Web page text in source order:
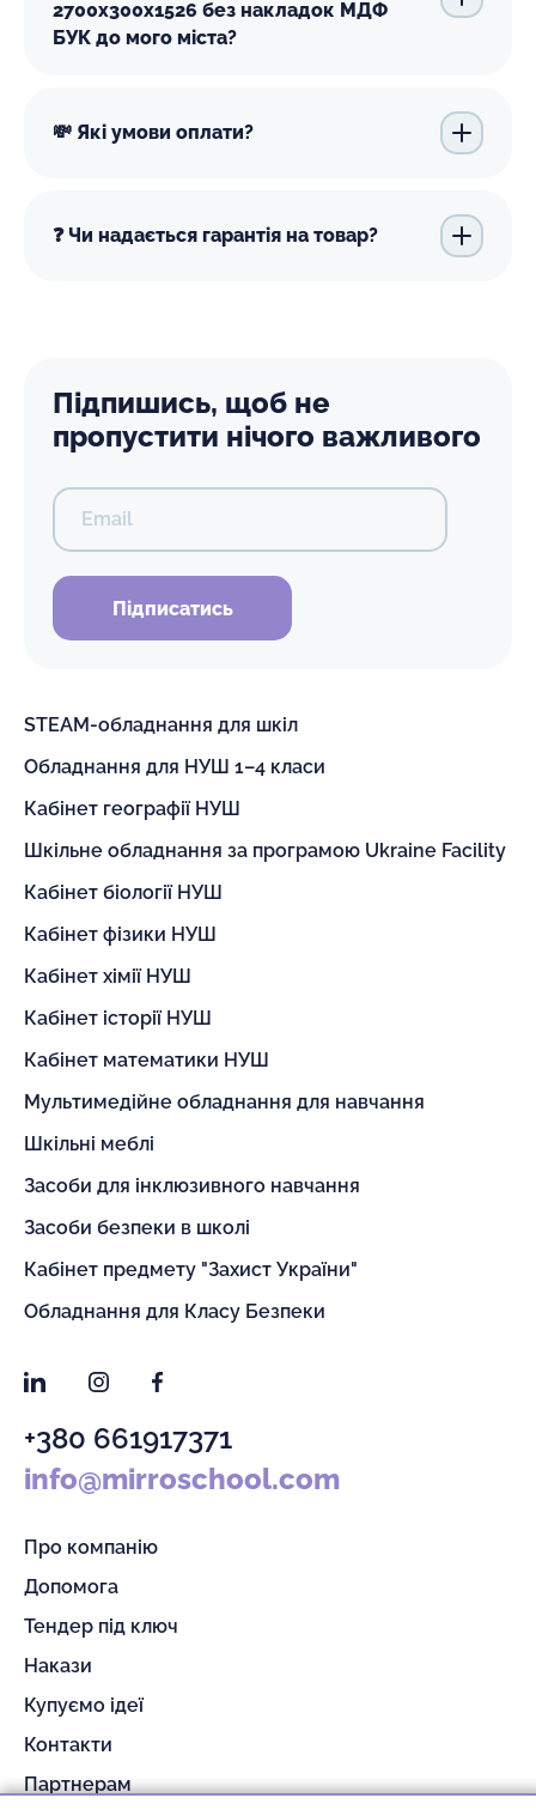
2700х300х1526 без накладок МДФ
БУК до мого міста?
💸 Які умови оплати?
❓ Чи надається гарантія на товар?
Підпишись, щоб не
пропустити нічого важливого
Email
Підписатись
STEAM-обладнання для шкіл
Обладнання для НУШ 1–4 класи
Кабінет географії НУШ
Шкільне обладнання за програмою Ukraine Facility
Кабінет біології НУШ
Кабінет фізики НУШ
Кабінет хімії НУШ
Кабінет історії НУШ
Кабінет математики НУШ
Мультимедійне обладнання для навчання
Шкільні меблі
Засоби для інклюзивного навчання
Засоби безпеки в школі
Кабінет предмету "Захист України"
Обладнання для Класу Безпеки
LinkedInInstagramFacebook
+380 661917371
info@mirroschool.com
Про компанію
Допомога
Тендер під ключ
Накази
Купуємо ідеї
Контакти
Партнерам